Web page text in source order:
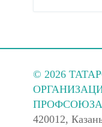
© 2026
420012,